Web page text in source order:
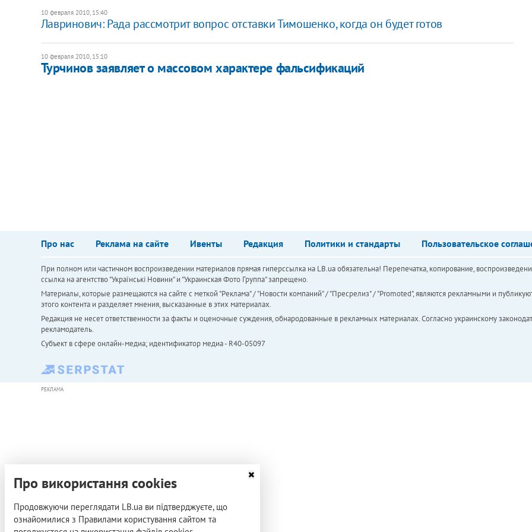
10 февраля 2010, 15:40
Лавринович: Рада рассмотрит вопрос отставки Тимошенко, когда он будет готов
10 февраля 2010, 15:10
Турчинов заявляет о массовом характере фальсификаций
Про нас Реклама на сайте Ивенты Редакция Политики и стандарты Пользовательское
При полном или частичном воспроизведении материалов прямая гиперссылка на LB.ua обязательна! Перепечатка, копирование,
ссылка на агентство "Українськi Новини" и "Украинская Фото Группа" запрещено.
Материалы, которые размещаются на сайте с меткой "Реклама" / "Новости компаний" / "Пресрелиз" / "Promoted", являются рекламными и
этого контента и разделяет мнения, высказанные в этих материалах.
Редакция не несет ответственности за факты и оценочные суждения, обнародованные в рекламных материалах. Согласно украинскому
рекламодатель.
Субъект в сфере онлайн-медиа; идентификатор медиа - R40-05097
РЕКЛАМА
Про використання cookies
Продовжуючи переглядати LB.ua ви підтверджуєте, що
ознайомилися з Правилами користування сайтом та